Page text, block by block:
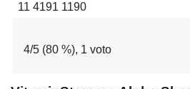
11 4191 1190
4/5 (80 %), 1 voto